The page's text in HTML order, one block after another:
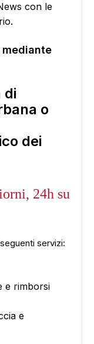
con le
mediante
di
o
dei
24h su
servizi:
e rimborsi
e